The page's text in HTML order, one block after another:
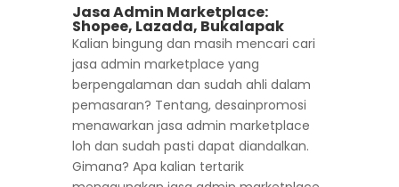
Jasa Admin Marketplace:
Shopee, Lazada, Bukalapak
Kalian bingung dan masih mencari cari
jasa admin marketplace yang
berpengalaman dan sudah ahli dalam
pemasaran? Tentang, desainpromosi
menawarkan jasa admin marketplace
loh dan sudah pasti dapat diandalkan.
Gimana? Apa kalian tertarik